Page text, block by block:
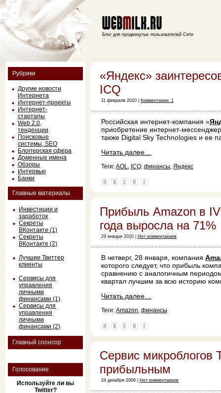
Рубрики
Другие новости
Интернета
Интернет-проекты
Интернет-
стартапы
Web 2.0,
тенденции
Поисковые
системы, SEO
Блоггерская сфера
Доменные имена
Обзоры
Интервью
Банки
Главные материалы
Инвестиции и
заработок
Секреты
ВКонтакте (1)
Секреты
ВКонтакте (2)
Лучшие Твиттер
клиенты
Сервисы для
управления
личными
финансами (1)
Сервисы для
управления
личными
финансами (2)
Главный спонсор
Голосование
Используйте ли вы
Twitter?
Блог для продвинутых пользователей Сети
«Яндекс»
ICQ
11 февраля 2010 | Комментарии: 1
Российская интернет-компания «
приобретение интернет-
также Digital Sky Technologies и ее
Читать далее…
Теги: AOL, ICQ, финансы, Яндекс
Прибыль Amazon в
года выросла на 71%
29 января 2010 | Нет комментариев
В четверг, 28 января, компания
которого следует, что прибыль
сравнению с аналогичным
квартал лучшим за всю историю
Читать далее…
Теги: Amazon, финансы
Сервис микроблогов
прибыльным
24 декабря 2009 | Нет комментариев